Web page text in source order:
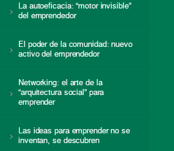
La autoeficacia: “motor invisible”
del emprendedor
El poder de la comunidad: nuevo
activo del emprendedor
Networking: el arte de la
“arquitectura social” para
emprender
Las ideas para emprender no se
inventan, se descubren